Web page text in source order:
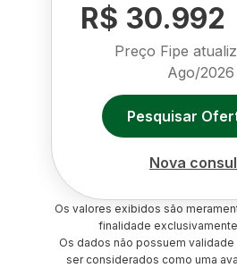
R$ 30.992
Preço Fipe
Ago/2026
Pesquisar
Nova
Os valores exibidos são
finalidade
Os dados não possuem
ser considerados como uma